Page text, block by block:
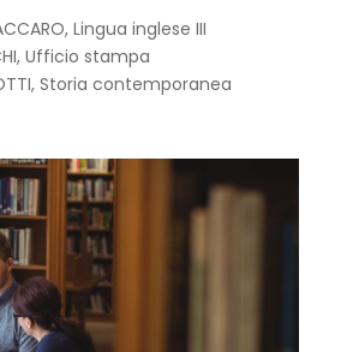
Lingua inglese III
Ufficio stampa
Storia contemporanea